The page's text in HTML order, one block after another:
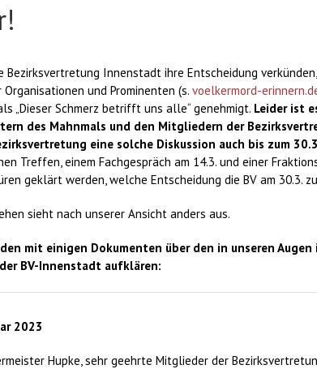
Bezirksvertretung Innenstadt ihre Entscheidung
und Prominenten (s. voelkermord-
„Dieser Schmerz betrifft uns alle“ genehmigt. Leider ist
des Mahnmals und den Mitgliedern der
eine solche Diskussion auch bis zum
Treffen, einem Fachgespräch am 14.3. und einer
geklärt werden, welche Entscheidung die BV am 30.3.
sieht nach unserer Ansicht anders aus.
mit einigen Dokumenten über den in unseren
BV-Innenstadt aufklären:
2023
Hupke, sehr geehrte Mitglieder der